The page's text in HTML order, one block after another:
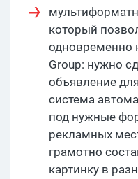
который
одновременно
Group: нужно
объявление
система
под нужные
рекламных
грамотно
картинку в